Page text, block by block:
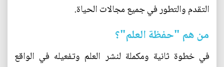
التقدم والتطور في جميع مجالات الحياة.
من هم "حفظة العلم"؟
في خطوة ثانية ومكملة لنشر العلم وتفعيله في الواقع